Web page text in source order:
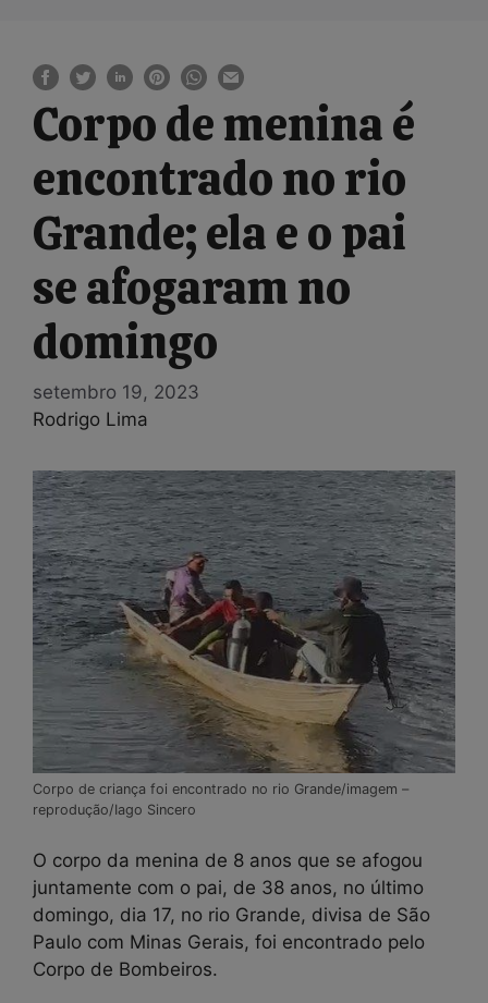
Corpo de menina é
encontrado no rio
Grande; ela e o pai
se afogaram no
domingo
setembro 19, 2023
Rodrigo Lima
Corpo de criança foi encontrado no rio Grande/imagem –
reprodução/Iago Sincero
O corpo da menina de 8 anos que se afogou
juntamente com o pai, de 38 anos, no último
domingo, dia 17, no rio Grande, divisa de São
Paulo com Minas Gerais, foi encontrado pelo
Corpo de Bombeiros.